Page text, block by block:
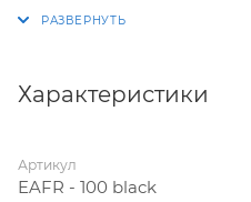
Характеристики
Артикул
EAFR - 100 black